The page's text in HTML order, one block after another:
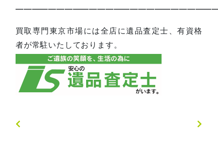
買取専門東京市場には全店に遺品査定士、有資格
者が常駐いたしております。